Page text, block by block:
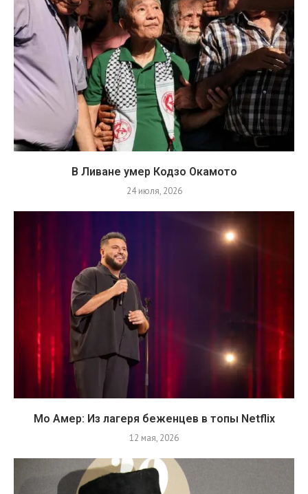
В Ливане умер Кодзо Окамото
24 июля, 2026
Мо Амер: Из лагеря беженцев в топы Netflix
12 мая, 2026